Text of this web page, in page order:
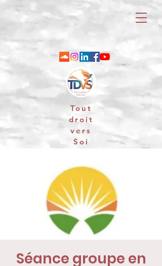
Tout
droit
vers
Soi
Séance groupe en